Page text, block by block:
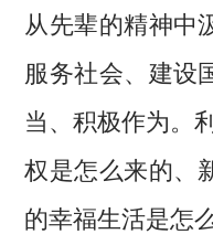
从先辈的精神中
服务社会、建设
当、积极作为。
权是怎么来的、
的幸福生活是怎